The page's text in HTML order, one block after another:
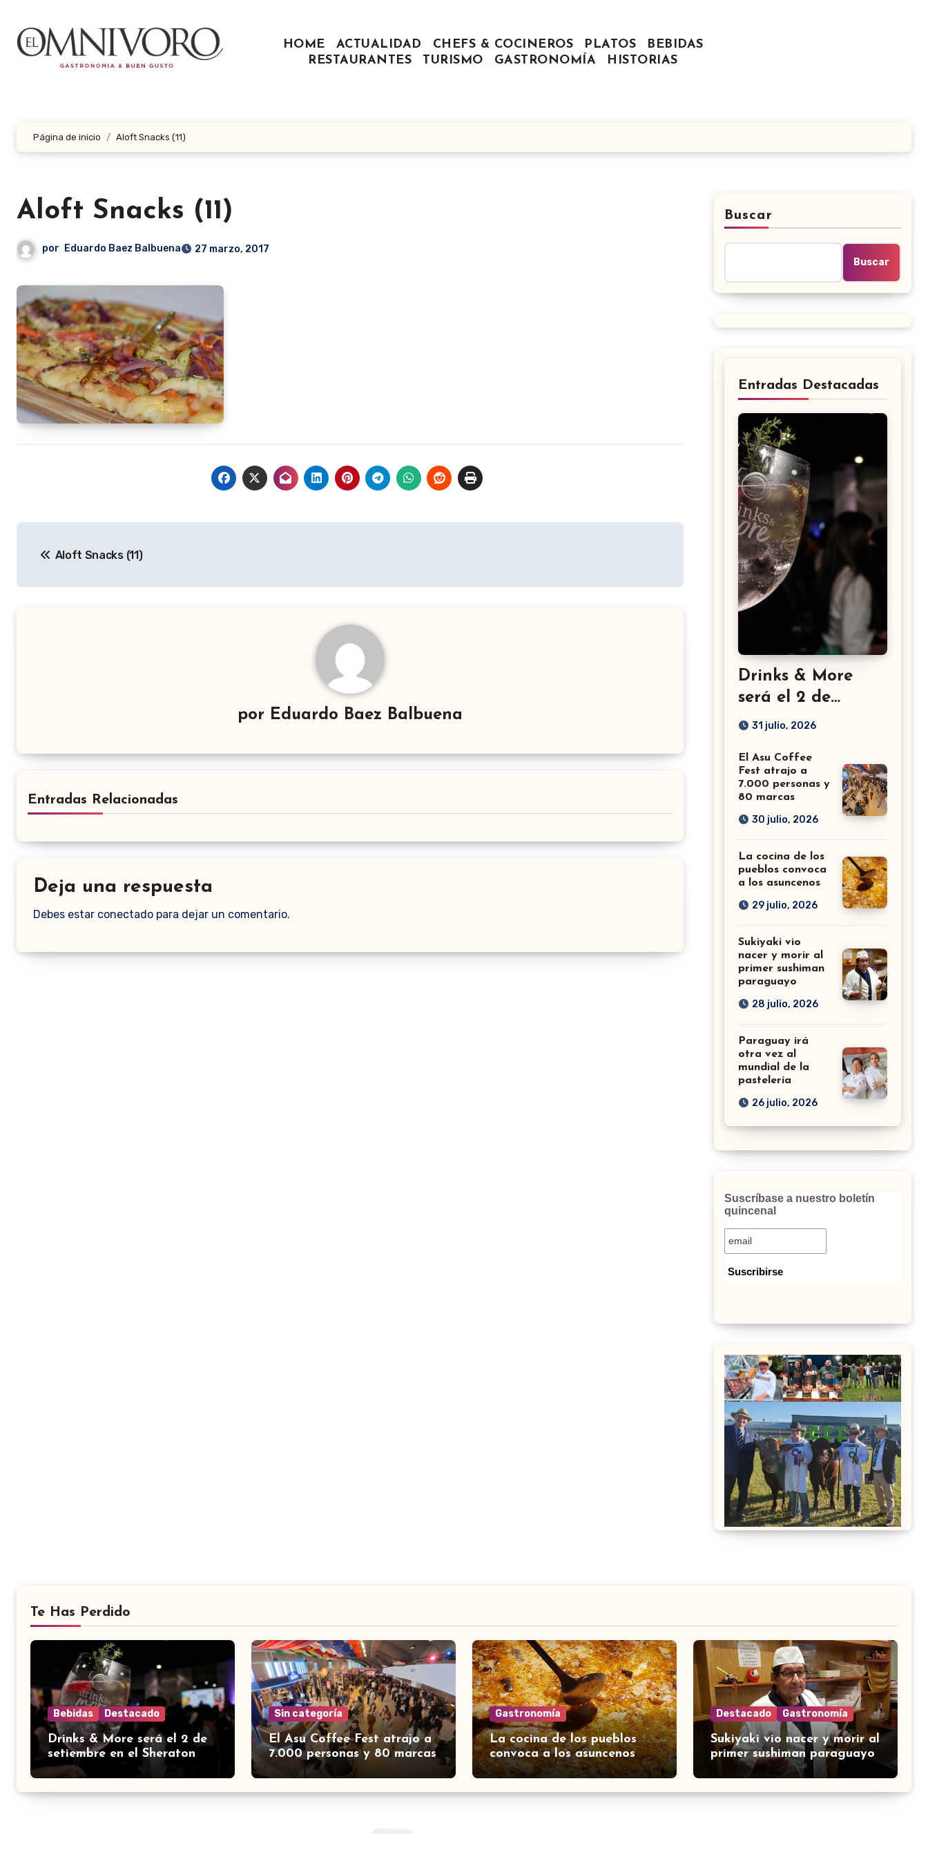
contenido
HOME ACTUALIDAD CHEFS & COCINEROS PLATOS
BEBIDAS
RESTAURANTES
TURISMO GASTRONOMÍA HISTORIAS
Página de inicio Aloft Snacks (11)
Aloft Snacks (11)
por Eduardo Baez Balbuena 27 marzo, 2017
de
entradas
Aloft Snacks (11)
por Eduardo Baez Balbuena
Entradas Relacionadas
Deja una respuesta
Debes estar conectado para dejar un comentario.
Buscar
Buscar
Entradas Destacadas
Drinks & More
será el 2 de
setiembre en el
31 julio, 2026
El Asu Coffee
Fest atrajo a
7.000 personas y
80 marcas
30 julio, 2026
La cocina de los
pueblos convoca
a los asuncenos
29 julio, 2026
Sukiyaki vio
nacer y morir al
primer sushiman
paraguayo
28 julio, 2026
Paraguay irá
otra vez al
mundial de la
pastelería
26 julio, 2026
Suscríbase a nuestro boletín
quincenal
Te Has Perdido
Bebidas Destacado
Drinks & More será el 2 de
setiembre en el Sheraton
Sin categoría
El Asu Coffee Fest atrajo a
7.000 personas y 80 marcas
Gastronomía
La cocina de los pueblos
convoca a los asuncenos
Destacado Gastronomía
Sukiyaki vio nacer y morir al
primer sushiman paraguayo